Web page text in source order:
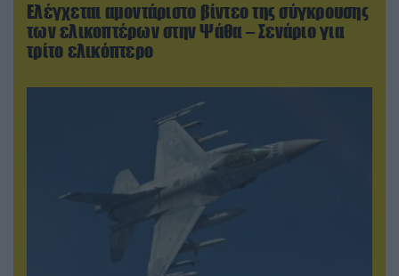
Ελέγχεται αμοντάριστο βίντεο της σύγκρουσης
των ελικοπτέρων στην Ψάθα – Σενάριο για
τρίτο ελικόπτερο